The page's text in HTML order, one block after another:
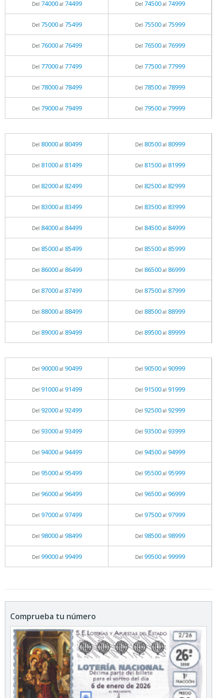
Del 74000al 74499 Del 74500al 74999
Del 75000al 75499 Del 75500al 75999
Del 76000al 76499 Del 76500al 76999
Del 77000al 77499 Del 77500al 77999
Del 78000al 78499 Del 78500al 78999
Del 79000al 79499 Del 79500al 79999
Del 80000al 80499 Del 80500al 80999
Del 81000al 81499 Del 81500al 81999
Del 82000al 82499 Del 82500al 82999
Del 83000al 83499 Del 83500al 83999
Del 84000al 84499 Del 84500al 84999
Del 85000al 85499 Del 85500al 85999
Del 86000al 86499 Del 86500al 86999
Del 87000al 87499 Del 87500al 87999
Del 88000al 88499 Del 88500al 88999
Del 89000al 89499 Del 89500al 89999
Del 90000al 90499 Del 90500al 90999
Del 91000al 91499 Del 91500al 91999
Del 92000al 92499 Del 92500al 92999
Del 93000al 93499 Del 93500al 93999
Del 94000al 94499 Del 94500al 94999
Del 95000al 95499 Del 95500al 95999
Del 96000al 96499 Del 96500al 96999
Del 97000al 97499 Del 97500al 97999
Del 98000al 98499 Del 98500al 98999
Del 99000al 99499 Del 99500al 99999
Comprueba tu número